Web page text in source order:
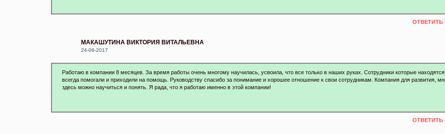
МАКАШУТИНА ВИКТОРИЯ ВИТАЛЬЕВНА
24-06-2017
Работаю в компании 8 месяцев. За время работы очень многому научилась, усвоила, что все только в наших руках. Сотрудники которые
всегда помогали и приходили на помощь. Руководству спасибо за понимание и хорошее отношение к свои сотрудникам. Компания для развития,
здесь можно научиться и понять. Я рада, что я работаю именно в этой компании!